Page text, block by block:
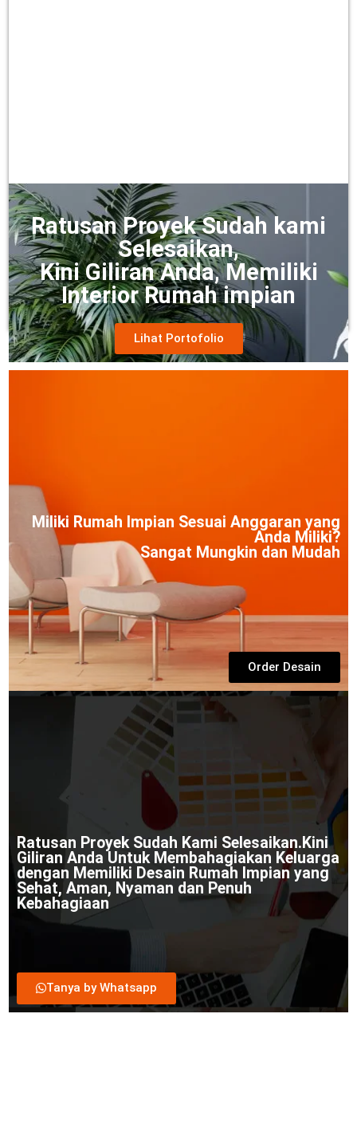
Desain Interior kantor Pusat PT Arion
Paramitha Holding Company

Ratusan Proyek Sudah kami
Selesaikan,
Kini Giliran Anda, Memiliki
Interior Rumah impian
Lihat Portofolio
Miliki Rumah Impian Sesuai Anggaran yang
Anda Miliki?
Sangat Mungkin dan Mudah
Order Desain
Ratusan Proyek Sudah Kami Selesaikan.Kini
Giliran Anda Untuk Membahagiakan Keluarga
dengan Memiliki Desain Rumah Impian yang
Sehat, Aman, Nyaman dan Penuh
Kebahagiaan
Tanya by Whatsapp